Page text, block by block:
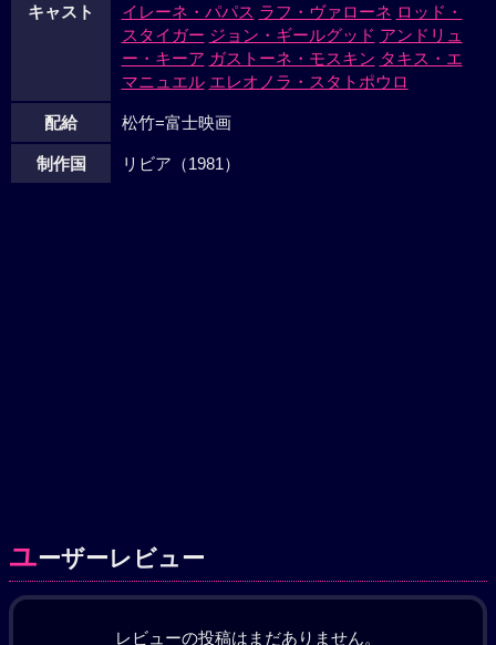
キャスト
イレーネ・パパス ラフ・ヴァローネ ロッド・
スタイガー ジョン・ギールグッド アンドリュ
ー・キーア ガストーネ・モスキン タキス・エ
マニュエル エレオノラ・スタトポウロ
配給 松竹=富士映画
制作国 リビア（1981）
ユーザーレビュー
レビューの投稿はまだありません。